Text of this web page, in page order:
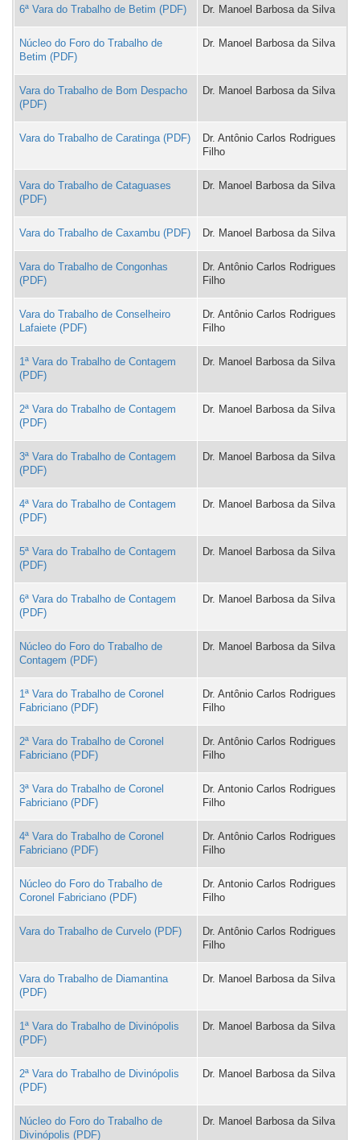
6ª Vara do Trabalho de Betim Dr. Manoel Barbosa da Silva
Núcleo do Foro do Trabalho de
Betim
Dr. Manoel Barbosa da Silva
Vara do Trabalho de Bom Despacho Dr. Manoel Barbosa da Silva
Vara do Trabalho de Caratinga
Dr. Antônio Carlos Rodrigues
Filho
Vara do Trabalho de Cataguases Dr. Manoel Barbosa da Silva
Vara do Trabalho de Caxambu Dr. Manoel Barbosa da Silva
Vara do Trabalho de Congonhas
Dr. Antônio Carlos Rodrigues
Filho
Vara do Trabalho de Conselheiro
Lafaiete
Dr. Antônio Carlos Rodrigues
Filho
1ª Vara do Trabalho de Contagem Dr. Manoel Barbosa da Silva
2ª Vara do Trabalho de Contagem Dr. Manoel Barbosa da Silva
3ª Vara do Trabalho de Contagem Dr. Manoel Barbosa da Silva
4ª Vara do Trabalho de Contagem Dr. Manoel Barbosa da Silva
5ª Vara do Trabalho de Contagem Dr. Manoel Barbosa da Silva
6ª Vara do Trabalho de Contagem Dr. Manoel Barbosa da Silva
Núcleo do Foro do Trabalho de
Contagem
Dr. Manoel Barbosa da Silva
1ª Vara do Trabalho de Coronel
Fabriciano
Dr. Antônio Carlos Rodrigues
Filho
2ª Vara do Trabalho de Coronel
Fabriciano
Dr. Antônio Carlos Rodrigues
Filho
3ª Vara do Trabalho de Coronel
Fabriciano
Dr. Antonio Carlos Rodrigues
Filho
4ª Vara do Trabalho de Coronel
Fabriciano
Dr. Antônio Carlos Rodrigues
Filho
Núcleo do Foro do Trabalho de
Coronel Fabriciano
Dr. Antonio Carlos Rodrigues
Filho
Vara do Trabalho de Curvelo
Dr. Antônio Carlos Rodrigues
Filho
Vara do Trabalho de Diamantina Dr. Manoel Barbosa da Silva
1ª Vara do Trabalho de Divinópolis Dr. Manoel Barbosa da Silva
2ª Vara do Trabalho de Divinópolis Dr. Manoel Barbosa da Silva
Núcleo do Foro do Trabalho de
Divinópolis
Dr. Manoel Barbosa da Silva